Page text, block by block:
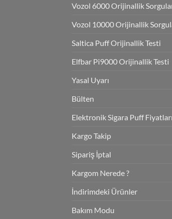
Vozol 6000 Orijinallik
Vozol 10000 Orijinallik
Saltica Puff Orijinallik Testi
Elfbar Pi9000 Orijinallik Testi
Yasal Uyarı
Bülten
Elektronik Sigara Puff Fiyatları
Kargo Takip
Sipariş İptal
Kargom Nerede ?
İndirimdeki Ürünler
Bakım Modu